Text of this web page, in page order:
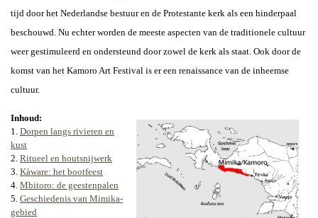
tijd doorhet Nederlandse bestuur en de Protestante kerk als een hinderpaal
beschouwd. Nu echter worden de meeste aspecten van de traditionele cultuur
weer gestimuleerd en ondersteund door zowel de kerk als staat . Ook door de
komst van het Kamoro Art Festival is er een renaissance van de inheemse
cultuur.
Inhoud:
1. Dorpen langs rivieren en
kust
2. Ritueel en houtsnijwerk
3. Kàware: het bootfeest
4. Mbitoro: de geestenpalen
5. Geschiedenis van Mimika-
gebied